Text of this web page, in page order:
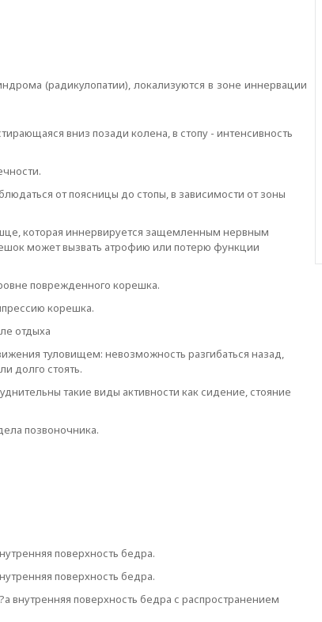
(радикулопатии), локализуются в зоне иннервации
вниз позади колена, в стопу - интенсивность
от поясницы до стопы, в зависимости от зоны
которая иннервируется защемленным нервным
может вызвать атрофию или потерю функции
поврежденного корешка.
корешка.
отдыха
туловищем: невозможность разгибаться назад,
долго стоять.
такие виды активности как сидение, стояние
позвоночника.
поверхность бедра.
поверхность бедра.
внутренняя поверхность бедра с распространением